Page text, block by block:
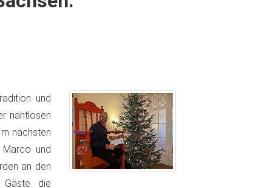
und
nahtlosen
nächsten
und
an den
die